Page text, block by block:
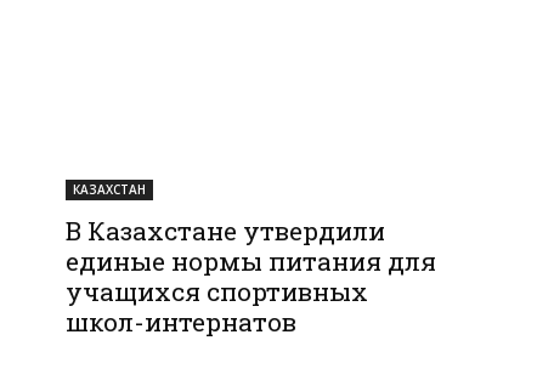
КАЗАХСТАН
В Казахстане утвердили
единые нормы питания для
учащихся спортивных
школ-интернатов